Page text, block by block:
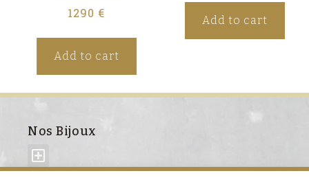
1290€
Add to cart
Add to cart
Nos Bijoux